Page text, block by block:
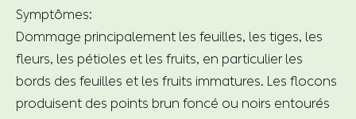
Symptômes:
Dommage principalement les feuilles, les tiges, les
fleurs, les pétioles et les fruits, en particulier les
bords des feuilles et les fruits immatures. Les flocons
produisent des points brun foncé ou noirs entourés